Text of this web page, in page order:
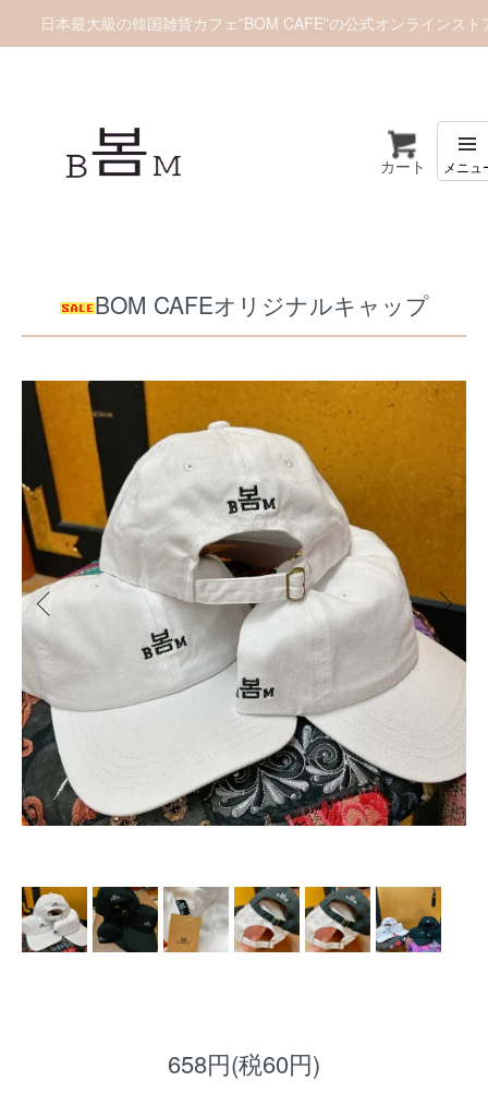
日本最大級の韓国雑貨カフェ”BOM CAFE”の公式オンラインスト
カート
BOM CAFEオリジナルキャップ
658円(税60円)